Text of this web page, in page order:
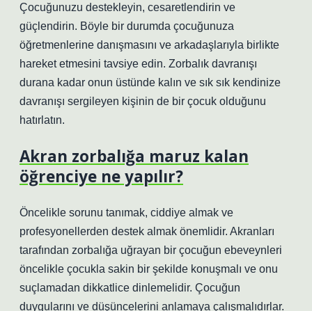
Çocuğunuzu destekleyin, cesaretlendirin ve
güçlendirin. Böyle bir durumda çocuğunuza
öğretmenlerine danışmasını ve arkadaşlarıyla birlikte
hareket etmesini tavsiye edin. Zorbalık davranışı
durana kadar onun üstünde kalın ve sık sık kendinize
davranışı sergileyen kişinin de bir çocuk olduğunu
hatırlatın.
Akran zorbalığa maruz kalan
öğrenciye ne yapılır?
Öncelikle sorunu tanımak, ciddiye almak ve
profesyonellerden destek almak önemlidir. Akranları
tarafından zorbalığa uğrayan bir çocuğun ebeveynleri
öncelikle çocukla sakin bir şekilde konuşmalı ve onu
suçlamadan dikkatlice dinlemelidir. Çocuğun
duygularını ve düşüncelerini anlamaya çalışmalıdırlar.